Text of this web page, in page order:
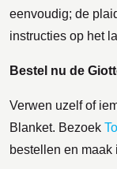
eenvoudig; de
instructies op het
Bestel nu de
Verwen uzelf of
Blanket. Bezoek
bestellen en maak